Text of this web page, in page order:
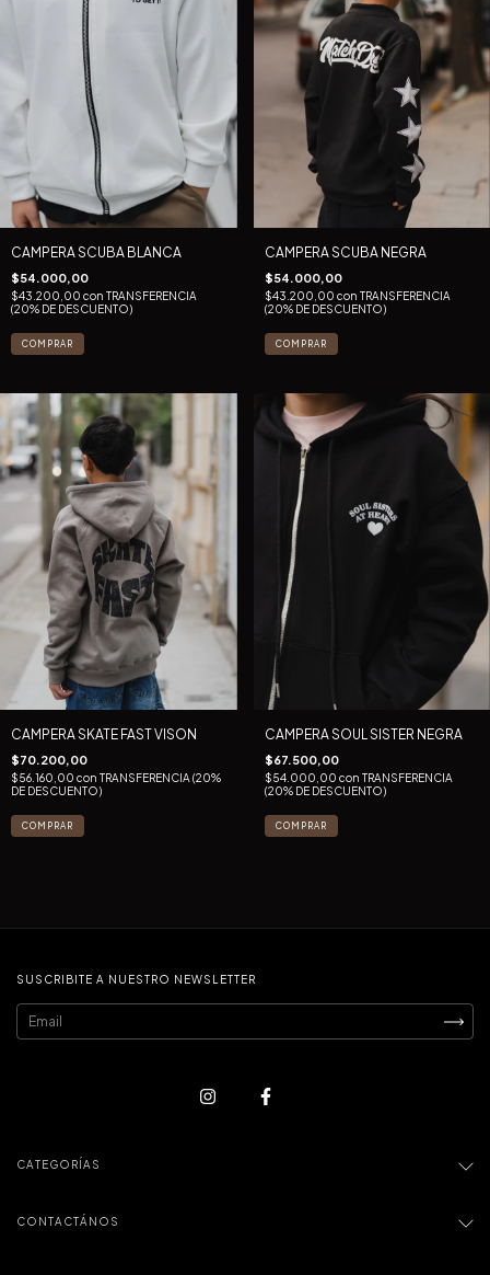
CAMPERA SCUBA BLANCA
$54.000,00
$43.200,00 con TRANSFERENCIA
(20% DE DESCUENTO)
COMPRAR
CAMPERA SCUBA NEGRA
$54.000,00
$43.200,00 con TRANSFERENCIA
(20% DE DESCUENTO)
COMPRAR
CAMPERA SKATE FAST VISON
$70.200,00
$56.160,00 con TRANSFERENCIA (20%
DE DESCUENTO)
COMPRAR
CAMPERA SOUL SISTER NEGRA
$67.500,00
$54.000,00 con TRANSFERENCIA
(20% DE DESCUENTO)
COMPRAR
SUSCRIBITE A NUESTRO NEWSLETTER
CATEGORÍAS
CONTACTÁNOS